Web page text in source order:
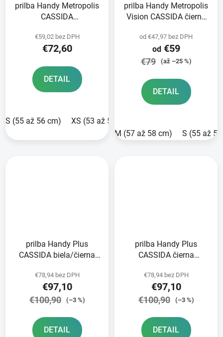
prilba Handy Metropolis
CASSIDA
2025
€59,02 bez DPH
€72,60
DETAIL
S (55 až 56 cm) XS (53 až 54 cm)
prilba Handy Metropolis
Vision CASSIDA čierna
sivá 2025
od €47,97 bez DPH
od€59
€79 (až –25 %)
DETAIL
M (57 až 58 cm) S (55 až
prilba Handy Plus
CASSIDA biela/čierna
€78,94 bez DPH
€97,10
€100,90 (–3 %)
DETAIL
prilba Handy Plus
CASSIDA čierna
€78,94 bez DPH
€97,10
€100,90 (–3 %)
DETAIL